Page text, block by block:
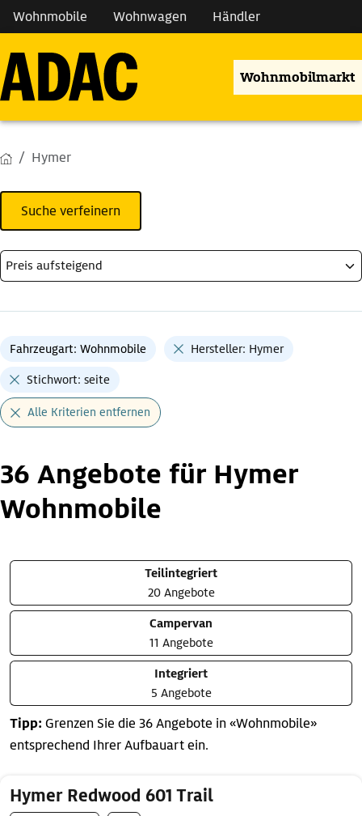
Wohnmobile Wohnwagen Händler
Wohnmobilmarkt
Hymer
Suche verfeinern
Fahrzeugart: Wohnmobile Hersteller: Hymer
Stichwort: seite
Alle Kriterien entfernen
36 Angebote für Hymer
Wohnmobile
Teilintegriert
20 Angebote
Campervan
11 Angebote
Integriert
5 Angebote
Tipp: Grenzen Sie die 36 Angebote in «Wohnmobile»
entsprechend Ihrer Aufbauart ein.
Hymer Redwood 601 Trail